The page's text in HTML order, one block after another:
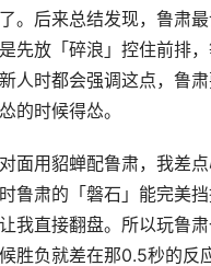
。后来总结发现，鲁肃
先放「碎浪」控住前排
人时都会强调这点，鲁
的时候得怂。
面用貂蝉配鲁肃，我差点
鲁肃的「磐石」能完美
我直接翻盘。所以玩鲁
胜负就差在那0.5秒的反